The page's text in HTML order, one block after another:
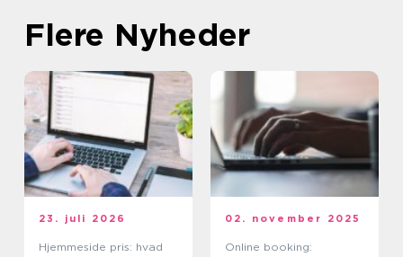
Flere Nyheder
23. juli 2026
Hjemmeside pris: hvad
02. november 2025
Online booking: